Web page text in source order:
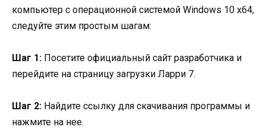
компьютер с операционной системой Windows 10 x64,
следуйте этим простым шагам:
Шаг 1: Посетите официальный сайт разработчика и
перейдите на страницу загрузки Ларри 7.
Шаг 2: Найдите ссылку для скачивания программы и
нажмите на нее.